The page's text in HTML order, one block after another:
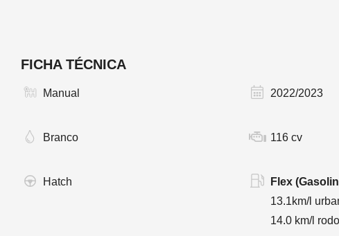
FICHA TÉCNICA
Manual 2022/2023
Branco 116 cv
Hatch
Flex
13.1km/l
14.0 km/l